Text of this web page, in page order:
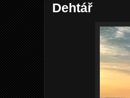
Dehtář